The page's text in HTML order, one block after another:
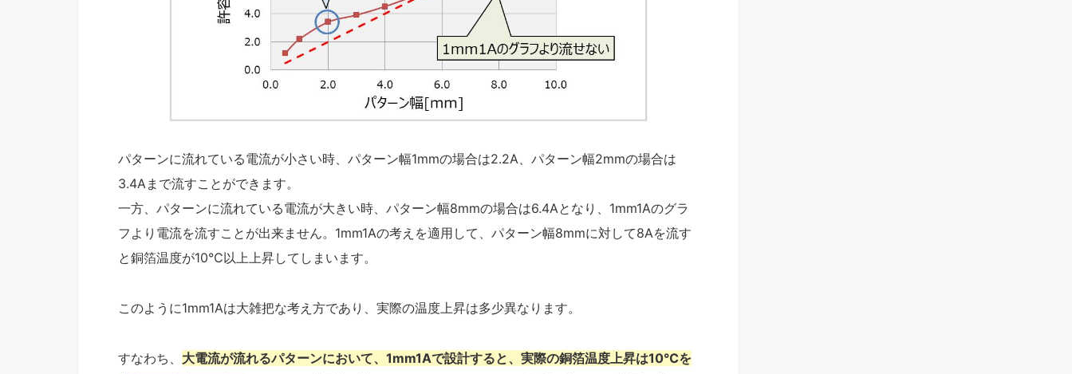
パターンに流れている電流が小さい時、パターン幅1mmの場合は2.2A、パターン幅2mmの場合は
3.4Aまで流すことができます。
一方、パターンに流れている電流が大きい時、パターン幅8mmの場合は6.4Aとなり、1mm1Aのグラ
フより電流を流すことが出来ません。1mm1Aの考えを適用して、パターン幅8mmに対して8Aを流す
と銅箔温度が10℃以上上昇してしまいます。
このように1mm1Aは大雑把な考え方であり、実際の温度上昇は多少異なります。
すなわち、 大電流が流れるパターンにおいて、1mm1Aで設計すると、実際の銅箔温度上昇は10℃を